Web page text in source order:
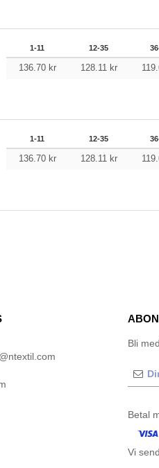
1-11 12-35
136.70 kr 128.11 kr
1-11 12-35
136.70 kr 128.11 kr
Bli
Betal
Vi